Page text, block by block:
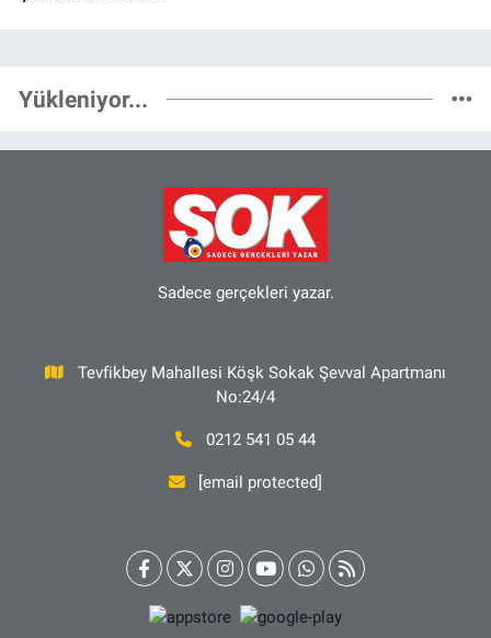
Yükleniyor...
Sadece gerçekleri yazar.
Tevfikbey Mahallesi Köşk Sokak Şevval Apartmanı
No:24/4
0212 541 05 44
[email protected]